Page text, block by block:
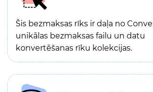
Šis bezmaksas rīks ir daļa no
unikālas bezmaksas failu un datu
konvertēšanas rīku kolekcijas.